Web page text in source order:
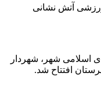
ورزشی آتش نشانی
اسلامی شهر، شهردار
افتتاح شد.